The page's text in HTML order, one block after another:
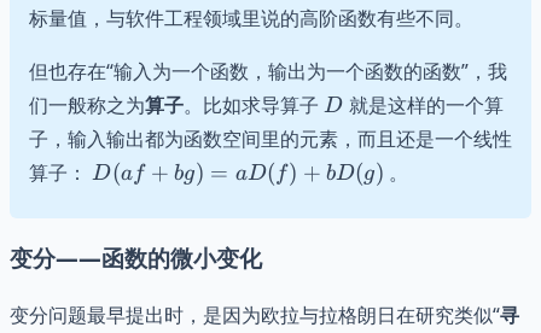
标量值，与软件工程领域里说的高阶函数有些不同。
但也存在“输入为一个函数，输出为一个函数的函数”，我
们一般称之为算子。比如求导算子 D
D 就是这样的一个算
子，输入输出都为函数空间里的元素，而且还是一个线性
算子：
D(af+bg)
+ bD(g)
D(af + bg) = aD( f) + bD(g) 。
变分——函数的微小变化
变分问题最早提出时，是因为欧拉与拉格朗日在研究类似“寻